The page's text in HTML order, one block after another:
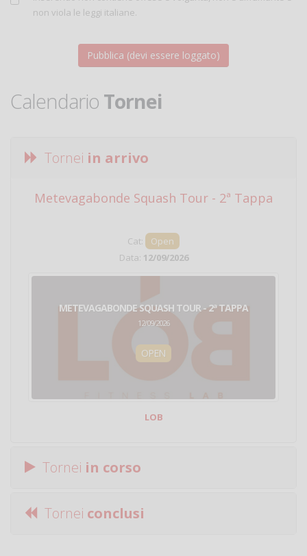
non viola le leggi italiane.
Calendario Tornei
Tornei in arrivo
Metevagabonde Squash Tour - 2ª Tappa
Cat:
Open
Data: 12/09/2026
METEVAGABONDE SQUASH TOUR - 2ª TAPPA
12/09/2026
OPEN
LOB
Tornei in corso
Tornei conclusi